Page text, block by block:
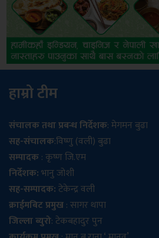
हाम्रो टीम
संचालक तथा प्रबन्ध निर्देशक: मेगमन बुढा
सह-संचालक:विष्णु (वली) बुढा
सम्पादक: कृष्ण जि.एम
निर्देशक:भानु जोशी
सह-सम्पादक:टेकेन्द्र वली
क्राईमबिट प्रमुख: सागर थापा
जिल्ला ब्युरो: टेकबहादुर पुन